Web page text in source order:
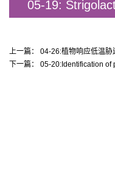
05-19:
上一篇：
04-26:植物响应低温胁
下一篇：
05-20:Identification of